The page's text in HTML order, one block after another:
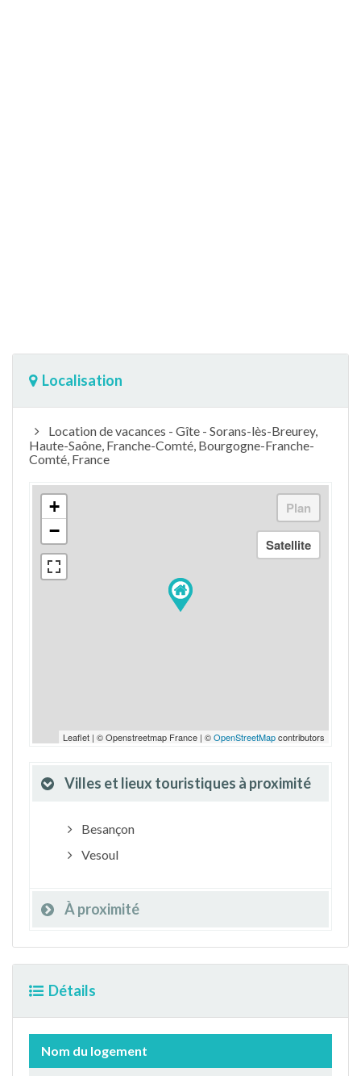
Localisation
Location de vacances - Gîte - Sorans-lès-Breurey,
Haute-Saône, Franche-Comté, Bourgogne-Franche-
Comté, France
+
−
Leaflet | © Openstreetmap France | ©OpenStreetMapcontributors
Villes et lieux touristiques à proximité
Besançon
Vesoul
À proximité
Détails
Nom du logement